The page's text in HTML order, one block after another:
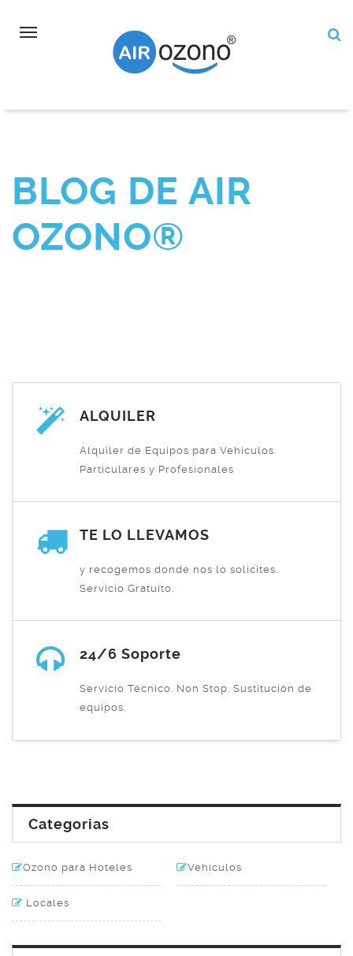
Toggle
BLOG DE AIR
OZONO®
ALQUILER
Alquiler de Equipos para Vehículos.
Particulares y Profesionales
TE LO LLEVAMOS
y recogemos donde nos lo solicites.
Servicio Gratuito.
24/6 Soporte
Servicio Técnico. Non Stop. Sustitución de
equipos.
Categorias
Ozono para Hoteles Vehículos
Locales